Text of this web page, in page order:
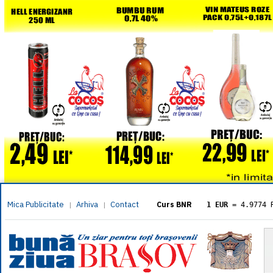
Mica Publicitate | Arhiva | Contact Curs BNR 1 EUR = 4.9774
= 5.8304
1 XAU= 464.4611
1 AED= 1.1933
1 AUD= 2.7957
1 BGN= 2.5449